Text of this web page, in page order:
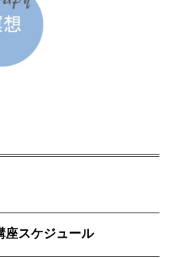
座スケジュール